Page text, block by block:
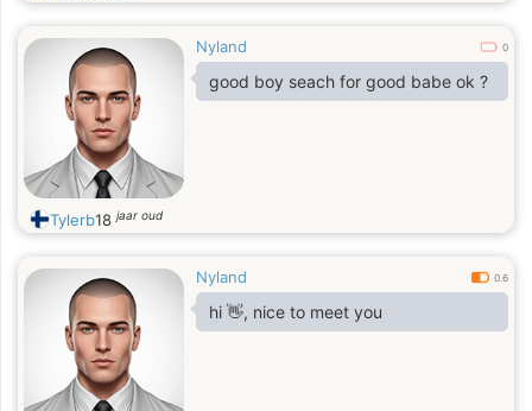
Nyland 0
good boy seach for good babe ok ?
Tylerb18jaar oud
Nyland 0.6
hi 👋, nice to meet you